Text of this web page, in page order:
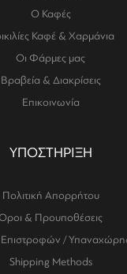
Ο Καφές
Καφέ & Χαρμάνια
Οι Φάρμες μας
Βραβεία & Διακρίσεις
Επικοινωνία
ΥΠΟΣΤΗΡΙΞΗ
Πολιτική Απορρήτου
& Προυποθέσεις
Επιστροφών /
Shipping Methods